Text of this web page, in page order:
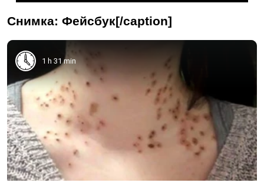
Снимка: Фейсбук[/caption]
1 h 31 min